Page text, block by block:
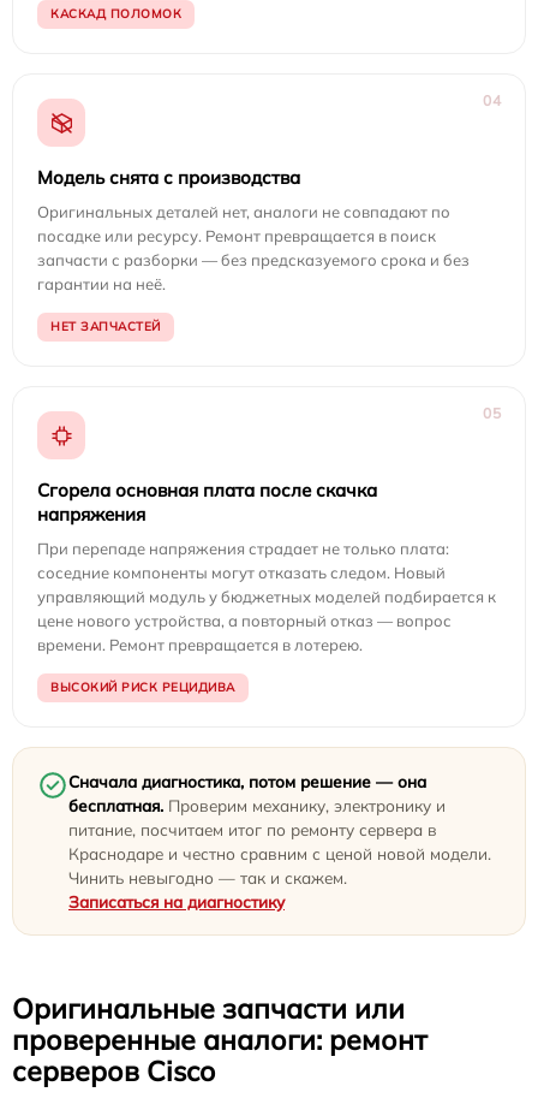
КАСКАД ПОЛОМОК
04
Модель снята с производства
Оригинальных деталей нет, аналоги не совпадают по
посадке или ресурсу. Ремонт превращается в поиск
запчасти с разборки — без предсказуемого срока и без
гарантии на неё.
НЕТ ЗАПЧАСТЕЙ
05
Сгорела основная плата после скачка
напряжения
При перепаде напряжения страдает не только плата:
соседние компоненты могут отказать следом. Новый
управляющий модуль у бюджетных моделей подбирается к
цене нового устройства, а повторный отказ — вопрос
времени. Ремонт превращается в лотерею.
ВЫСОКИЙ РИСК РЕЦИДИВА
Сначала диагностика, потом решение — она
бесплатная. Проверим механику, электронику и
питание, посчитаем итог по ремонту сервера в
Краснодаре и честно сравним с ценой новой модели.
Чинить невыгодно — так и скажем.
Записаться на диагностику
Оригинальные запчасти или
проверенные аналоги: ремонт
серверов Cisco